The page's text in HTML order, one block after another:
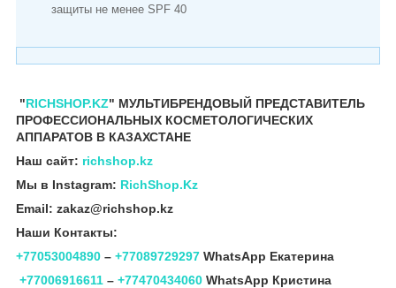
защиты не менее SPF 40
"RICHSHOP.KZ" МУЛЬТИБРЕНДОВЫЙ ПРЕДСТАВИТЕЛЬ
ПРОФЕССИОНАЛЬНЫХ КОСМЕТОЛОГИЧЕСКИХ
АППАРАТОВ В КАЗАХСТАНЕ
Наш сайт: richshop.kz
Мы в Instagram: RichShop.Kz
Email: zakaz@richshop.kz
Наши Контакты:
+77053004890 – +77089729297 WhatsApp Екатерина
+77006916611 – +77470434060 WhatsApp Кристина